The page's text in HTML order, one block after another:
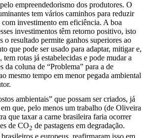
empreendedorismo dos produtores. O
tem vários caminhos para reduzir
com investimento em eficiência. A boa
investimentos têm retorno positivo, isto
o resultado permite ganhos superiores ao
que pode ser usado para adaptar, mitigar e,
tem rotas já estabelecidas e pode mudar a
da coluna de “Problema” para a de
mesmo tempo em menor pegada ambiental
ambientais” que possam ser criados, já
que, pelo menos um trabalho (de Oliveira
que taxar a carne brasileira faria ocorrer
de CO2 de pastagens em degradação.